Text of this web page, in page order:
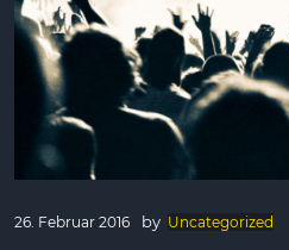
26. Februar 2016 by Uncategorized